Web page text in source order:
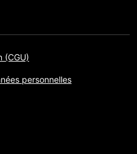
(CGU)
personnelles